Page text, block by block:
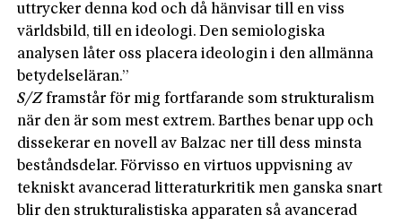
uttrycker denna kod och då hänvisar till en viss
världsbild, till en ideologi. Den semiologiska
analysen låter oss placera ideologin i den allmänna
betydelseläran.”
S/Zframstår för mig fortfarande som strukturalism
när den är som mest extrem. Barthes benar upp och
dissekerar en novell av Balzac ner till dess minsta
beståndsdelar. Förvisso en virtuos uppvisning av
tekniskt avancerad litteraturkritik men ganska snart
blir den strukturalistiska apparaten så avancerad